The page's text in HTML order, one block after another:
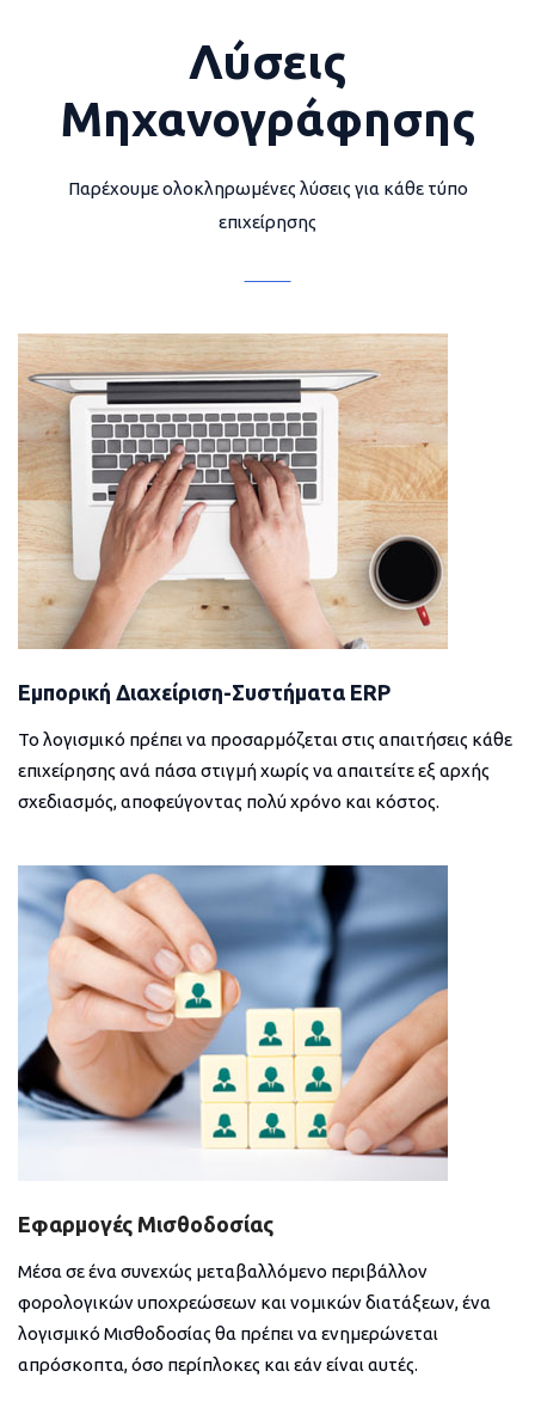
Λύσεις
Μηχανογράφησης
Παρέχουμε ολοκληρωμένες λύσεις για κάθε τύπο
επιχείρησης
Εμπορική Διαχείριση-Συστήματα ERP
Το λογισμικό πρέπει να προσαρμόζεται στις απαιτήσεις κάθε
επιχείρησης ανά πάσα στιγμή χωρίς να απαιτείτε εξ αρχής
σχεδιασμός, αποφεύγοντας πολύ χρόνο και κόστος.
Εφαρμογές Μισθοδοσίας
Μέσα σε ένα συνεχώς μεταβαλλόμενο περιβάλλον
φορολογικών υποχρεώσεων και νομικών διατάξεων, ένα
λογισμικό Μισθοδοσίας θα πρέπει να ενημερώνεται
απρόσκοπτα, όσο περίπλοκες και εάν είναι αυτές.